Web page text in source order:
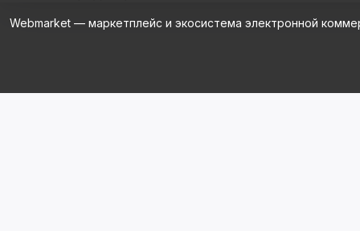
Webmarket — маркетплейс и экосистема электронной